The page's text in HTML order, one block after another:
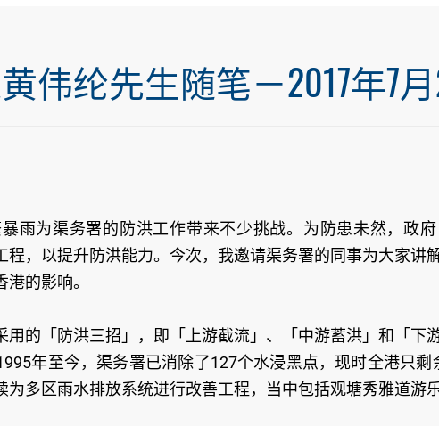
伟纶先生随笔－2017年7
雨为渠务署的防洪工作带来不少挑战。为防患未然，政
，以提升防洪能力。今次，我邀请渠务署的同事为大家讲
的影响。
的「防洪三招」，即「上游截流」、「中游蓄洪」和「下
年至今，渠务署已消除了127个水浸黑点，现时全港只剩
多区雨水排放系统进行改善工程，当中包括观塘秀雅道游